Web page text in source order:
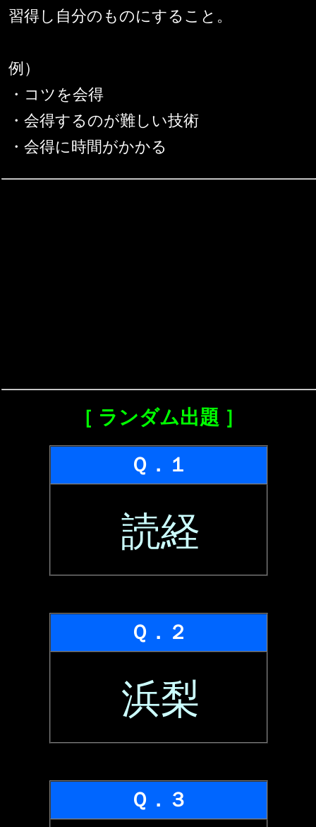
習得し自分のものにすること。
例）
・コツを会得
・会得するのが難しい技術
・会得に時間がかかる
［ ランダム出題 ］
Ｑ．１
読経
Ｑ．２
浜梨
Ｑ．３